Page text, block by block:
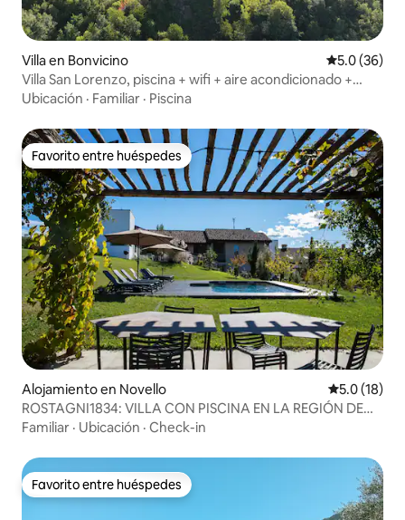
Villa en Bonvicino Calificación
5.0 (36)
Villa San Lorenzo, piscina + wifi + aire acondicionado +
pizza/barbacoa
Ubicación · Familiar · Piscina
Favorito entre huéspedes
Favorito entre huéspedes
Alojamiento en Novello Calificación
5.0 (18)
ROSTAGNI1834: VILLA CON PISCINA EN LA REGIÓN DE
BAROLO
Familiar · Ubicación · Check-in
Favorito entre huéspedes
Favorito entre huéspedes